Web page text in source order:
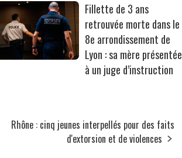
Fillette de 3 ans
retrouvée morte dans le
8e arrondissement de
Lyon : sa mère présentée
à un juge d’instruction
Rhône : cinq jeunes interpellés pour des faits
d'extorsion et de violences